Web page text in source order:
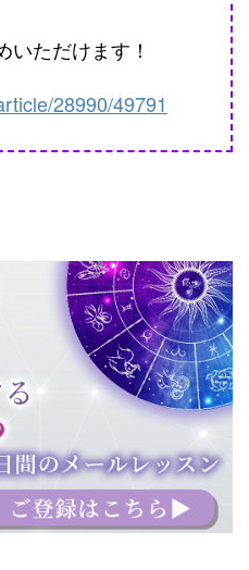
いただけます！
28990/49791